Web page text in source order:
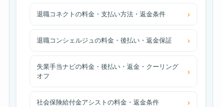
退職コネクトの料金・支払い方法・返金条件
退職コンシェルジュの料金・後払い・返金保証
失業手当ナビの料金・後払い・返金・クーリング
オフ
社会保険給付金アシストの料金・返金条件